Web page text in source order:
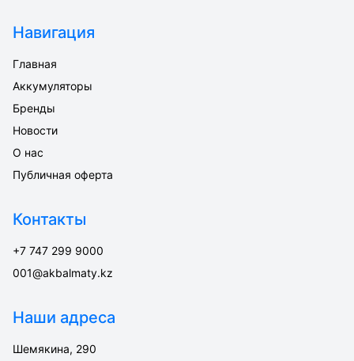
Навигация
Главная
Аккумуляторы
Бренды
Новости
О нас
Публичная оферта
Контакты
+7 747 299 9000
001@akbalmaty.kz
Наши адреса
Шемякина, 290